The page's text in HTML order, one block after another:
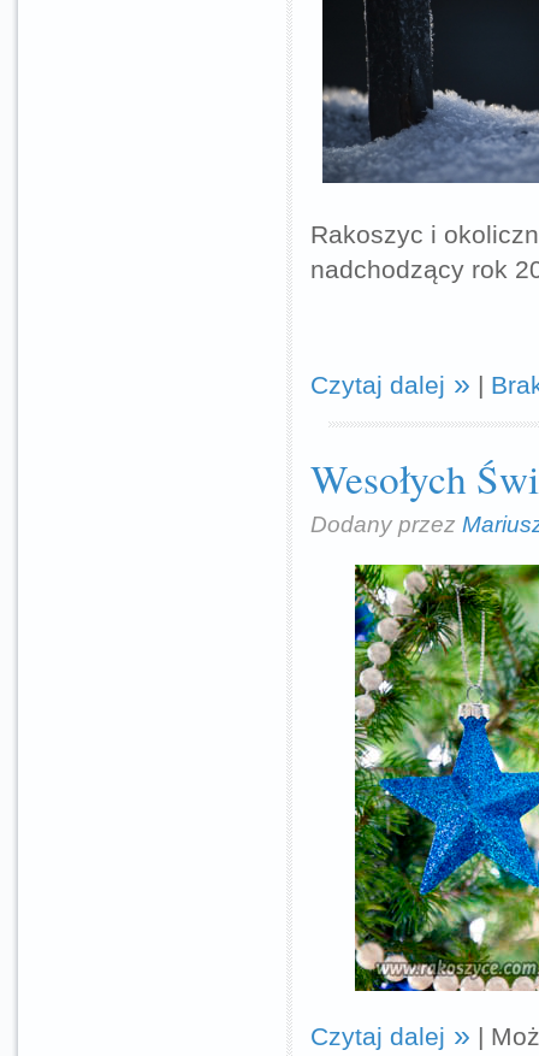
Rakoszyc i
nadchodzący rok
Czytaj dalej |
Wesołych
Dodany przez
Czytaj dalej |